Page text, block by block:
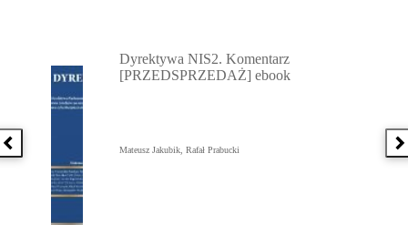
Poprzednia książka
Dyrektywa NIS2. Komentarz
[PRZEDSPRZEDAŻ] ebook
Mateusz Jakubik, Rafał Prabucki